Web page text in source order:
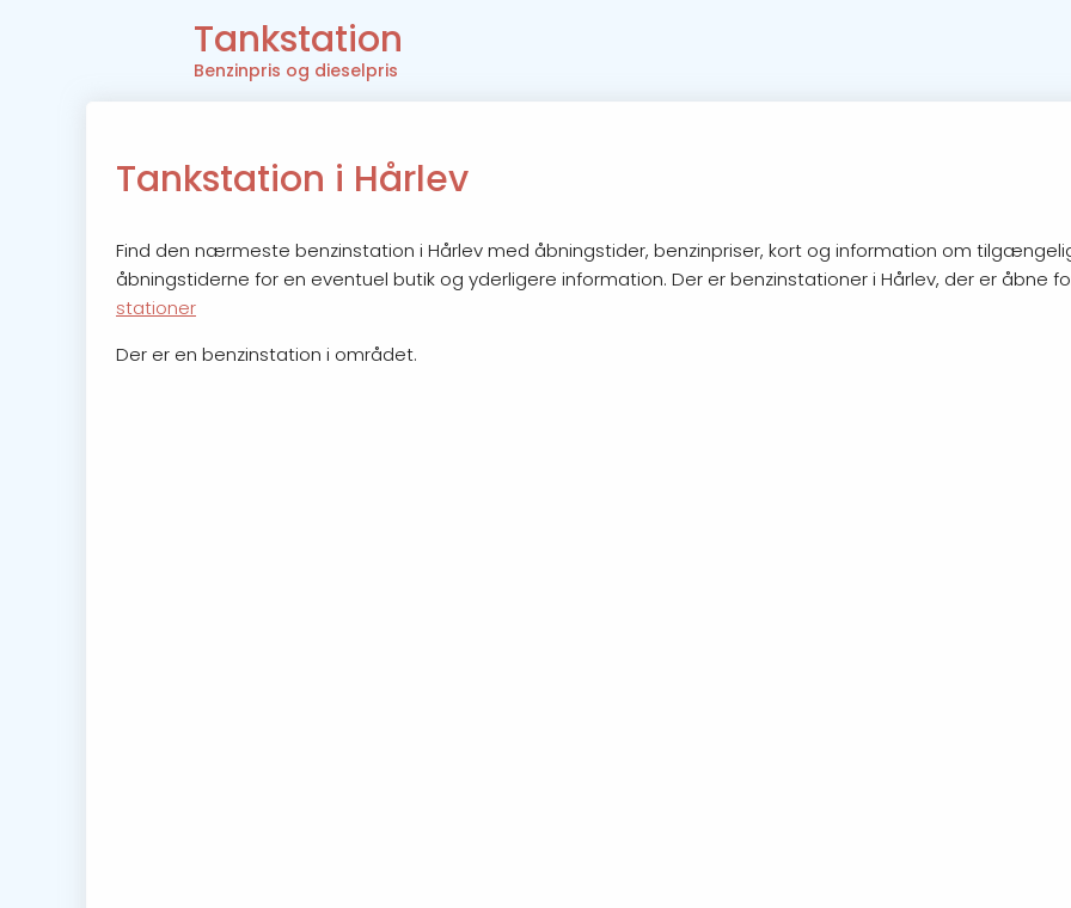
Tankstation
Benzinpris og dieselpris
Tankstation i Hårlev
Find den nærmeste benzinstation i Hårlev med åbningstider, benzinpriser, kort og information om
åbningstiderne for en eventuel butik og yderligere information. Der er benzinstationer i Hårlev, der er åbne
stationer
Der er en benzinstation i området.